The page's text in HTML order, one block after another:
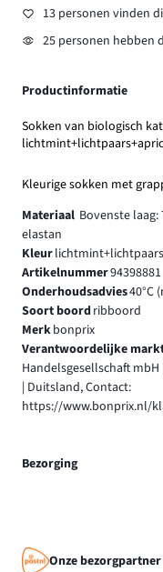
13 personen vinden
25 personen hebben
Productinformatie
Sokken van biologisch
Kleurige sokken met
Materiaal Bovenste
elastan
Kleur
Artikelnummer94398881
Onderhoudsadvies40°C
Soort boordribboord
Merkbonprix
Verantwoordelijke
Handelsgesellschaft
| Duitsland, Contact:
https://www.bonprix.nl/
Bezorging
Onze bezorgpartner